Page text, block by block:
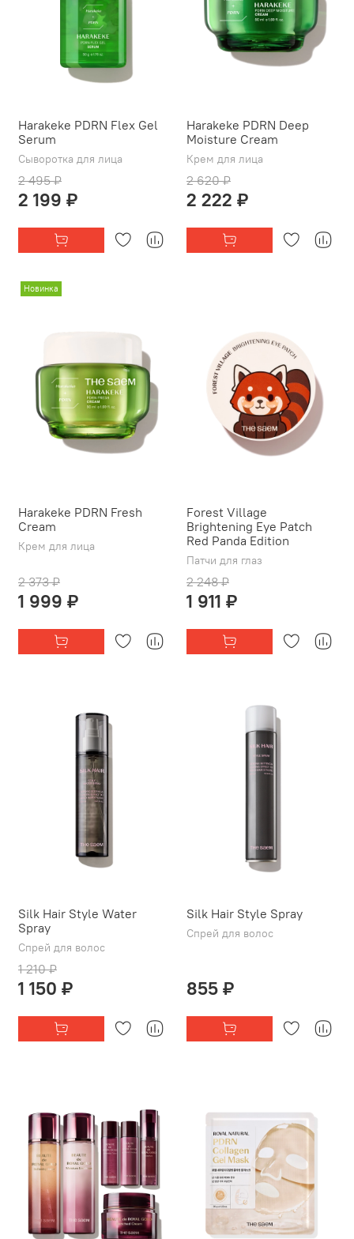
Harakeke PDRN Flex Gel
Serum
Сыворотка для лица
2 495 ₽
2 199 ₽
Harakeke PDRN Deep
Moisture Cream
Крем для лица
2 620 ₽
2 222 ₽
Новинка
Harakeke PDRN Fresh
Cream
Крем для лица
2 373 ₽
1 999 ₽
Forest Village
Brightening Eye Patch
Red Panda Edition
Патчи для глаз
2 248 ₽
1 911 ₽
Silk Hair Style Water
Spray
Спрей для волос
1 210 ₽
1 150 ₽
Silk Hair Style Spray
Спрей для волос
855 ₽